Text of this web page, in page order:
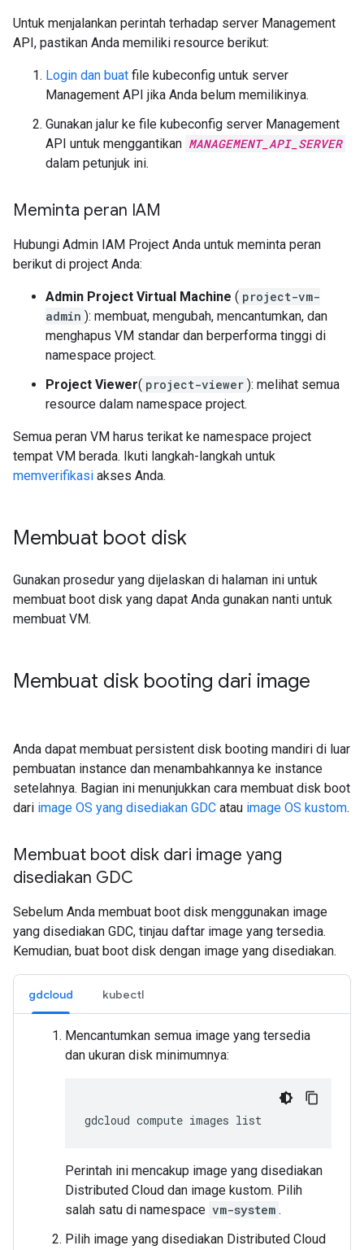
Untuk menjalankan perintah terhadap server Management
API, pastikan Anda memiliki resource berikut:
Login dan buat file kubeconfig untuk server
Management API jika Anda belum memilikinya.
Gunakan jalur ke file kubeconfig server Management
API untuk menggantikan MANAGEMENT_API_SERVER
dalam petunjuk ini.
Meminta peran IAM
Hubungi Admin IAM Project Anda untuk meminta peran
berikut di project Anda:
Admin Project Virtual Machine ( project-vm-
admin ): membuat, mengubah, mencantumkan, dan
menghapus VM standar dan berperforma tinggi di
namespace project.
Project Viewer( project-viewer ): melihat semua
resource dalam namespace project.
Semua peran VM harus terikat ke namespace project
tempat VM berada. Ikuti langkah-langkah untuk
memverifikasi akses Anda.
Membuat boot disk
Gunakan prosedur yang dijelaskan di halaman ini untuk
membuat boot disk yang dapat Anda gunakan nanti untuk
membuat VM.
Membuat disk booting dari image
Anda dapat membuat persistent disk booting mandiri di luar
pembuatan instance dan menambahkannya ke instance
setelahnya. Bagian ini menunjukkan cara membuat disk boot
dari image OS yang disediakan GDC atau image OS kustom.
Membuat boot disk dari image yang
disediakan GDC
Sebelum Anda membuat boot disk menggunakan image
yang disediakan GDC, tinjau daftar image yang tersedia.
Kemudian, buat boot disk dengan image yang disediakan.
gdcloud kubectl
Mencantumkan semua image yang tersedia
dan ukuran disk minimumnya:
gdcloud compute images
Perintah ini mencakup image yang disediakan
Distributed Cloud dan image kustom. Pilih
salah satu di namespace vm-system .
Pilih image yang disediakan Distributed Cloud